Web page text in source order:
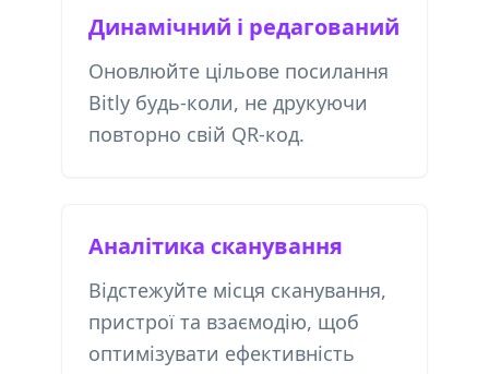
Динамічний і редагований
Оновлюйте цільове посилання
Bitly будь-коли, не друкуючи
повторно свій QR-код.
Аналітика сканування
Відстежуйте місця сканування,
пристрої та взаємодію, щоб
оптимізувати ефективність